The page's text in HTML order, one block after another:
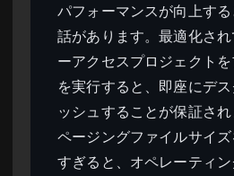
パフォーマンスが向上す
話があります。最適化さ
ーアクセスプロジェクト
を実行すると、即座にデ
ッシュすることが保証され
ページングファイルサイ
すぎると、オペレーティ